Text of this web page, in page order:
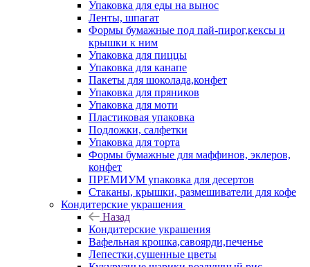
Упаковка для еды на вынос
Ленты, шпагат
Формы бумажные под пай-пирог,кексы и
крышки к ним
Упаковка для пиццы
Упаковка для канапе
Пакеты для шоколада,конфет
Упаковка для пряников
Упаковка для моти
Пластиковая упаковка
Подложки, салфетки
Упаковка для торта
Формы бумажные для маффинов, эклеров,
конфет
ПРЕМИУМ упаковка для десертов
Стаканы, крышки, размешиватели для кофе
Кондитерские украшения
Назад
Кондитерские украшения
Вафельная крошка,савоярди,печенье
Лепестки,сушенные цветы